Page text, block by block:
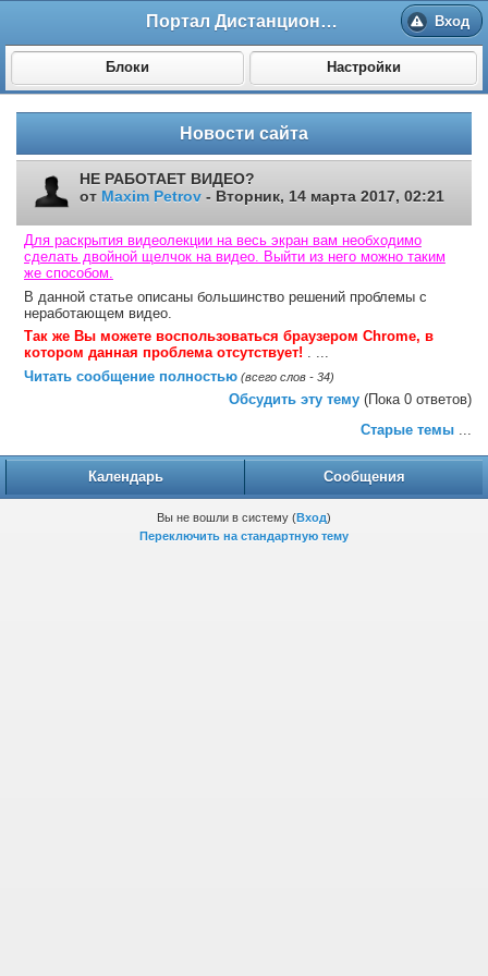
Портал Дистанционного обучения ВолгГМУ Вход
Блоки Настройки
Новости сайта
НЕ РАБОТАЕТ ВИДЕО?
от Maxim Petrov - Вторник, 14 марта 2017, 02:21
Для раскрытия видеолекции на весь экран вам необходимо
сделать двойной щелчок на видео. Выйти из него можно таким
же способом.
В данной статье описаны большинство решений проблемы с
неработающем видео.
Так же Вы можете воспользоваться браузером Chrome, в
котором данная проблема отсутствует! . ...
Читать сообщение полностью (всего слов - 34)
Обсудить эту тему (Пока 0 ответов)
Старые темы
Календарь Сообщения
Вы не вошли в систему (Вход)
Переключить на стандартную тему